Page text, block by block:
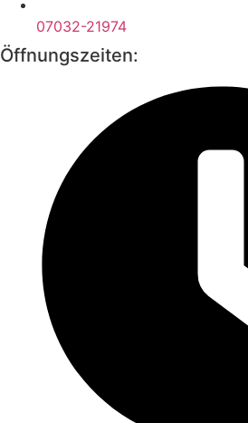
07032-21974
Öffnungszeiten: